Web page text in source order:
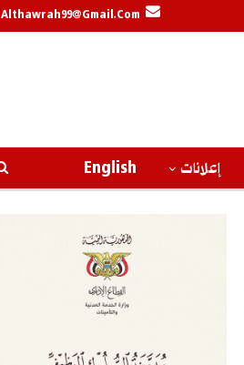
Althawrah99@gmail.com
إعلانات English